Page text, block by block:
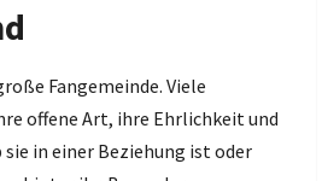
Fangemeinde. Viele
offene Art, ihre Ehrlichkeit und
in einer Beziehung ist oder